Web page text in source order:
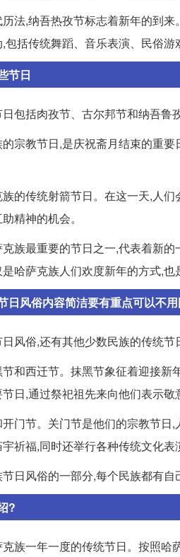
法,纳吾热孜节标志着新年的到
括传统舞蹈、音乐表演、民俗
节日
包括肉孜节、古尔邦节和纳吾鲁
宗教节日,是庆祝斋月结束的重
的传统射箭节日。在这一天,人
精神的机会。
族最重要的节日之一,代表着新
哈萨克族人们欢度新年的方式,也
日风俗内容简洁要有重点可以不
风俗,还有其他少数民族的传统节
和西迁节。抹黑节象征着迎接
日,通过祭祀祖先来向他们表示敬
门节。关门节是他们的宗教节
祈福,同时还举行各种传统文化表
日风俗的一部分,每个民族都有
?
族一年一度的传统节日。按照哈